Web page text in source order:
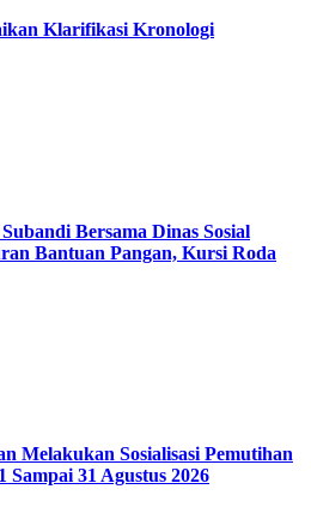
Klarifikasi Kronologi
Bersama Dinas Sosial
Bantuan Pangan, Kursi Roda
Melakukan Sosialisasi Pemutihan
Sampai 31 Agustus 2026